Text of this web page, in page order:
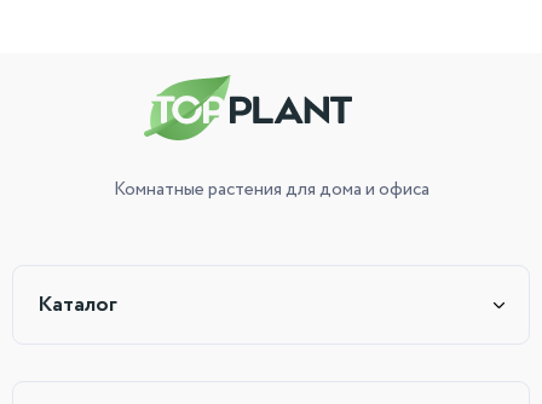
Комнатные растениядля дома и офиса
Каталог